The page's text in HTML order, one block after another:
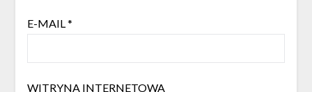
E-MAIL*
WITRYNA INTERNETOWA